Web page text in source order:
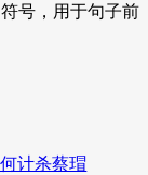
号，用于句子前
计杀蔡瑁